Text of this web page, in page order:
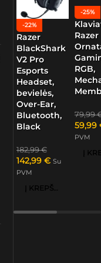
-22%
Razer
BlackShark
V2 Pro
Esports
Headset,
bevielės,
Over-Ear,
Bluetooth,
Black
182,99€
142,99 € Su
PVM
Į KREPŠELĮ
-25%
Razer
RGB,
79,99
59,99
PVM